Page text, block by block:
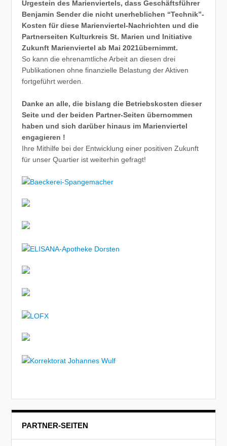
Urgestein des Marienviertels, dass Geschäftsführer
Benjamin Sender die nicht unerheblichen “Technik”-
Kosten für diese Marienviertel-Nachrichten und die
Partnerseiten Kulturkreis St. Marien und Initiative
Zukunft Marienviertel ab Mai 2021übernimmt.
So kann die ehrenamtliche Arbeit an diesen drei
Publikationen ohne finanzielle Belastung der Aktiven
fortgeführt werden.
Danke an alle, die bislang die Betriebskosten dieser
Seite und der beiden Partner-Seiten übernommen
haben und sich darüber hinaus im Marienviertel
engagieren !
Ihre Mithilfe bei der Entwicklung einer positiven Zukunft
für unser Quartier ist weiterhin gefragt!
PARTNER-SEITEN